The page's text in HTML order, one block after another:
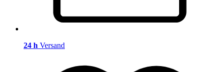
24 h Versand